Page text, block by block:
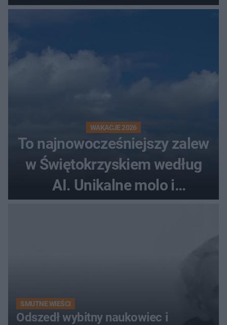
WAKACJE 2026
To najnowocześniejszy zalew
w Świętokrzyskiem według
AI. Unikalne molo i
promenada
SMUTNE WIEŚCI
Odszedł wybitny naukowiec i